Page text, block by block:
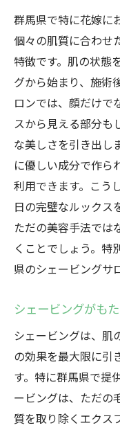
群馬県で特に花嫁に
個々の肌質に合わせ
特徴です。肌の状態
グから始まり、施術
ロンでは、顔だけで
スから見える部分も
な美しさを引き出し
に優しい成分で作ら
利用できます。こう
日の完璧なルックス
ただの美容手法では
くことでしょう。特
県のシェービングサ
シェービングがも
シェービングは、肌
の効果を最大限に引
す。特に群馬県で提
ービングは、ただの
質を取り除くエクス